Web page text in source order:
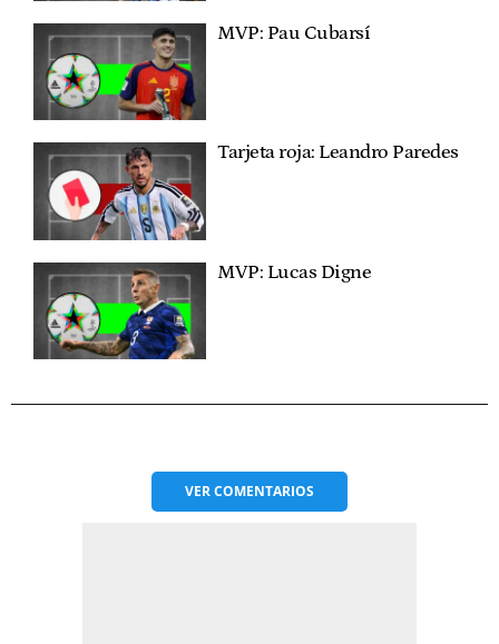
MVP: Pau Cubarsí
Tarjeta roja: Leandro Paredes
MVP: Lucas Digne
VERCOMENTARIOS